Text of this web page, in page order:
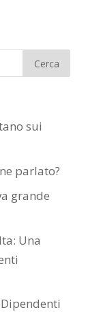
sui
parlato?
grande
Una